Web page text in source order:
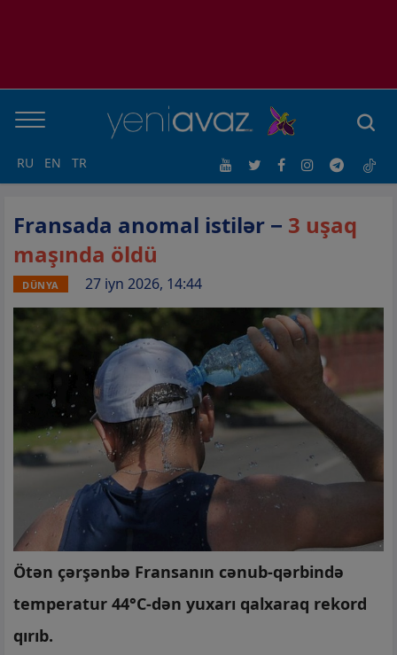
RU EN TR
Fransada anomal istilər − 3 uşaq
maşında öldü
DÜNYA 27 iyn 2026, 14:44
Ötən çərşənbə Fransanın cənub-qərbində
temperatur 44°C-dən yuxarı qalxaraq rekord
qırıb.